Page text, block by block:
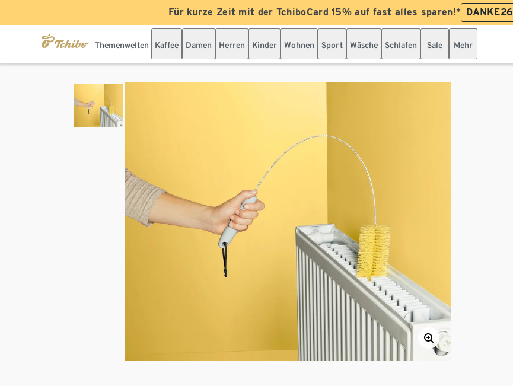
Für kurze Zeit mit der TchiboCard 15% auf fast alles sparen!* DANKE26
Themenwelten Kaffee Damen Herren Kinder Wohnen Sport Wäsche Schlafen Sale Mehr